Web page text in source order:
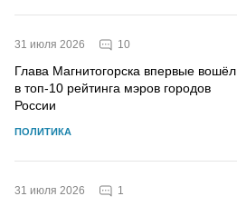
31 июля 2026 10
Глава Магнитогорска впервые вошёл
в топ-10 рейтинга мэров городов
России
ПОЛИТИКА
31 июля 2026 1